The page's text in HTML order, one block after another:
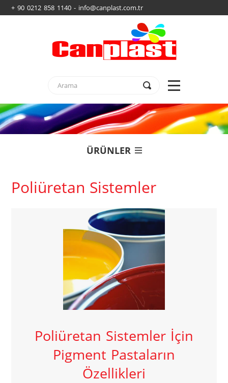
+ 90 0212 858 1140 - info@canplast.com.tr
ÜRÜNLER
Poliüretan Sistemler
Poliüretan Sistemler İçin
Pigment Pastaların
Özellikleri